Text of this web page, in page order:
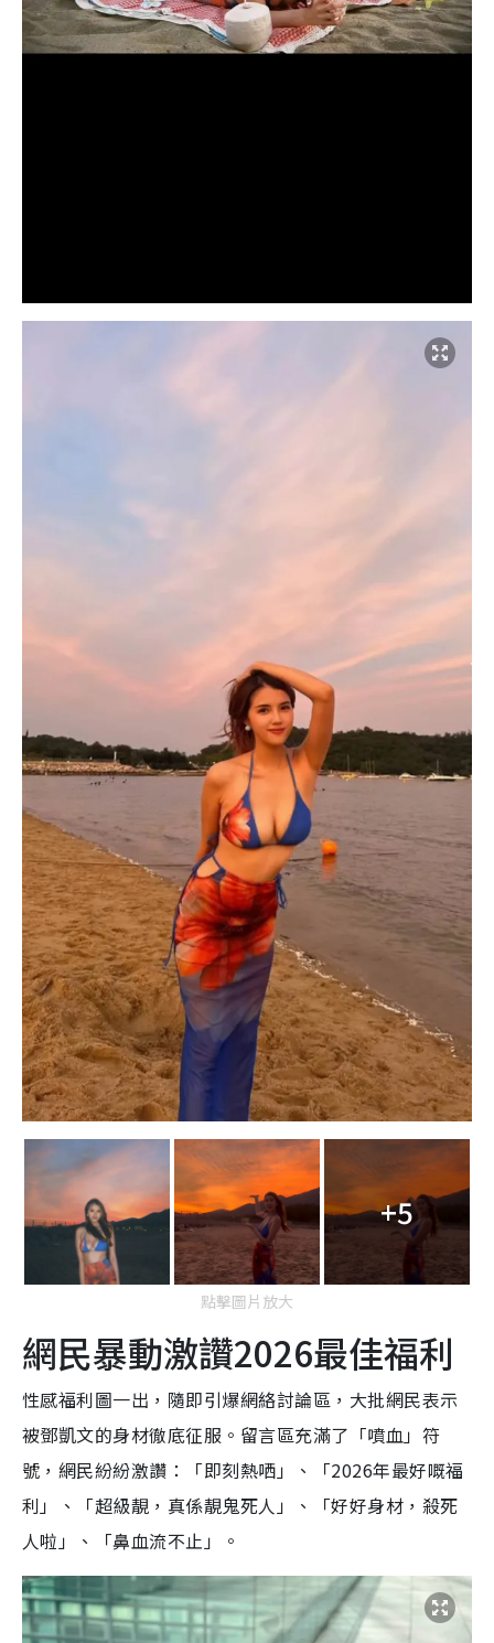
+5
點擊圖片放大
網民暴動激讚2026最佳福利
性感福利圖一出，隨即引爆網絡討論區，大批網民表示
被鄧凱文的身材徹底征服。留言區充滿了「噴血」符
號，網民紛紛激讚：「即刻熱哂」、「2026年最好嘅福
利」、「超級靚，真係靚鬼死人」、「好好身材，殺死
人啦」、「鼻血流不止」。